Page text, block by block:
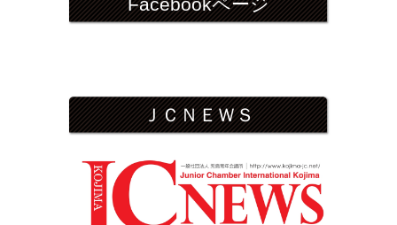
ＪＣＮＥＷＳ